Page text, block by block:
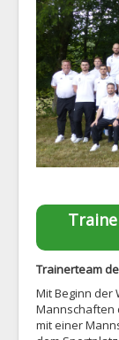
Trainerteam
Mit Beginn der
Mannschaften
mit einer